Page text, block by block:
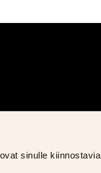
sinulle
S&S